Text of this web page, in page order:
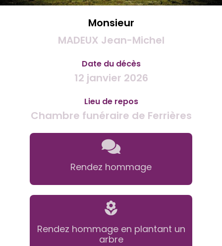
Monsieur
MADEUX Jean-Michel
Date du décès
12 janvier 2026
Lieu de repos
Chambre funéraire de Ferrières
Rendez hommage
Rendez hommage en plantant un
arbre